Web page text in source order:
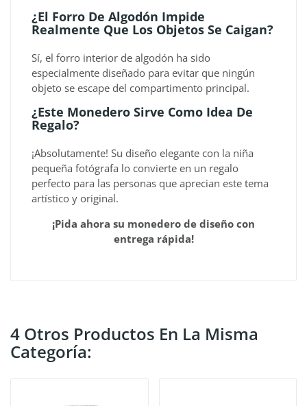
¿El Forro De Algodón Impide
Realmente Que Los Objetos Se Caigan?
Sí, el forro interior de algodón ha sido
especialmente diseñado para evitar que ningún
objeto se escape del compartimento principal.
¿Este Monedero Sirve Como Idea De
Regalo?
¡Absolutamente! Su diseño elegante con la niña
pequeña fotógrafa lo convierte en un regalo
perfecto para las personas que aprecian este tema
artístico y original.
¡Pida ahora su monedero de diseño con
entrega rápida!
4 Otros Productos En La Misma
Categoría: